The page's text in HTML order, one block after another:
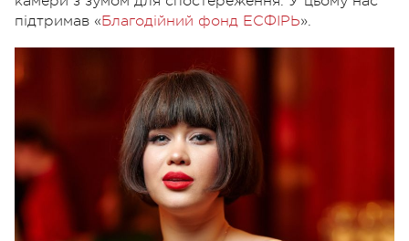
підтримав «Благодійний фонд ЕСФІРЬ».